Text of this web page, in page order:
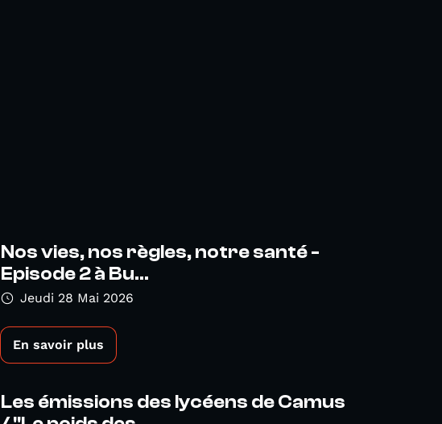
Nos vies, nos règles, notre santé -
Episode 2 à Bu...
Jeudi 28 Mai 2026
En savoir plus
Les émissions des lycéens de Camus